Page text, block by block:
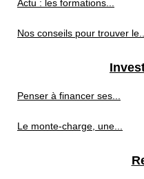
Actu : les formations...
Nos conseils pour trouver le...
Penser à financer ses...
Le monte-charge, une...